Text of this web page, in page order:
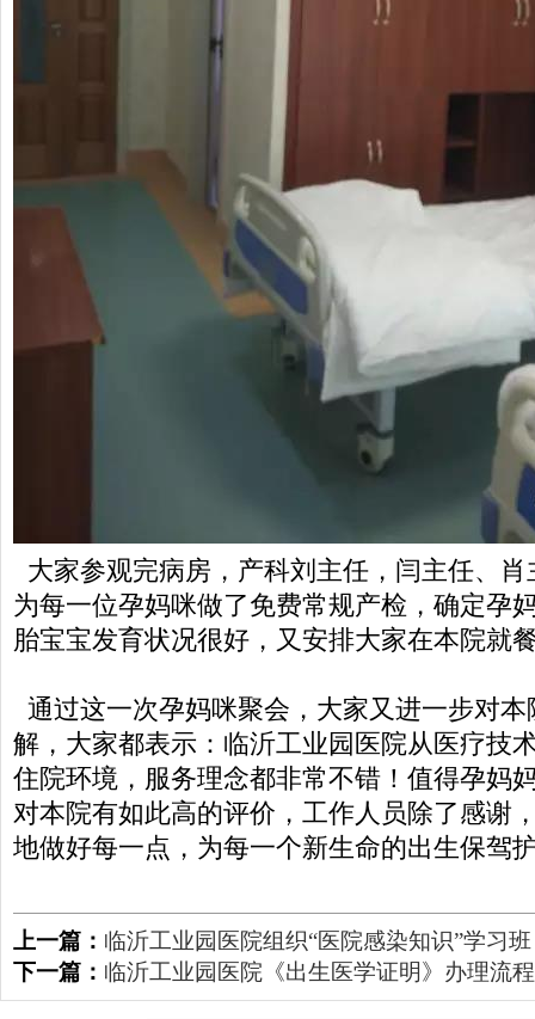
大家参观完病房，产科刘主任，闫主任、
为每一位孕妈咪做了免费常规产检，确定孕
胎宝宝发育状况很好，又安排大家在本院就
通过这一次孕妈咪聚会，大家又进一步对
解，大家都表示：临沂工业园医院从医疗技
住院环境，服务理念都非常不错！值得孕妈
对本院有如此高的评价，工作人员除了感谢
地做好每一点，为每一个新生命的出生保驾
上一篇： 临沂工业园医院组织“医院感染知识”学习班
下一篇： 临沂工业园医院《出生医学证明》办理流